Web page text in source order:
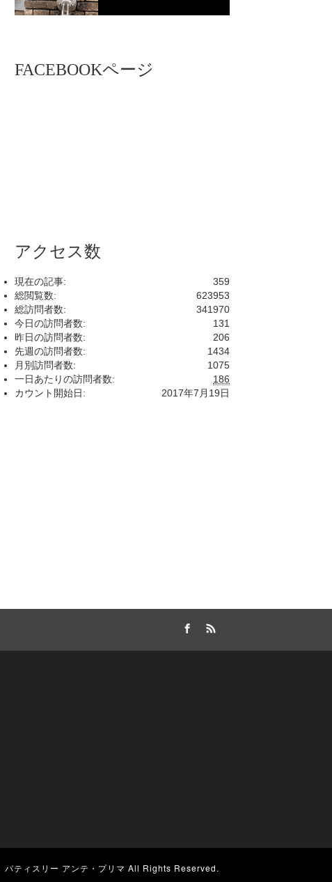
FACEBOOKページ
アクセス数
359
現在の記事:
623953
総閲覧数:
341970
総訪問者数:
131
今日の訪問者数:
206
昨日の訪問者数:
1434
先週の訪問者数:
1075
月別訪問者数:
186
一日あたりの訪問者数:
2017年7月19日
カウント開始日:
パティスリー アンテ・プリマ All Rights Reserved.